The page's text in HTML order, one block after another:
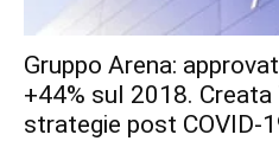
Gruppo Arena:
+44% sul 2018.
strategie post COVID-